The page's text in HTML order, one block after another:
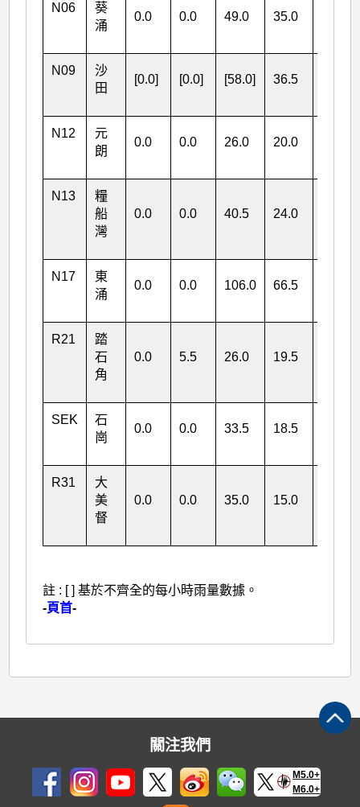
N06
葵
涌
0.0 0.0 49.0 35.0
N09
沙
田
[0.0] [0.0] [58.0] 36.5
N12
元
朗
0.0 0.0 26.0 20.0
N13
糧
船
灣
0.0 0.0 40.5
24.0
N17
東
涌
0.0 0.0 106.0 66.5
R21
踏
石
角
0.0 5.5 26.0
19.5
SEK
石
崗
0.0 0.0 33.5 18.5
R31
大
美
督
0.0 0.0 35.0
15.0
註 : [ ] 基於不齊全的每小時雨量數據。
-頁首-
關注我們
M5.0+
M6.0+